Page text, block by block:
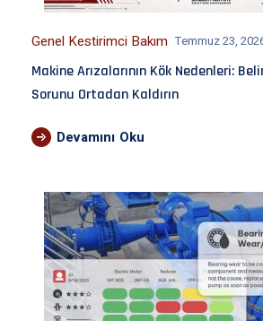
Genel Kestirimci Bakım Temmuz 23,
Makine Arızalarının Kök Nedenleri:
Sorunu Ortadan Kaldırın
Devamını Oku